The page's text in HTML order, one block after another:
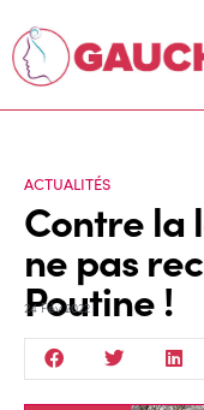
ACTUALITÉS
Contre la
ne pas
Poutine !
24 Fév 2022